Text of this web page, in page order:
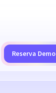
Reserva Demo